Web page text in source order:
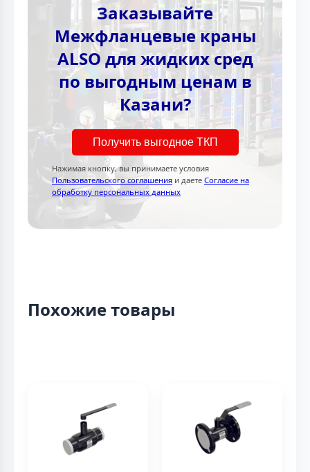
Заказывайте
Межфланцевые краны
ALSO для жидких сред
по выгодным ценам в
Казани?
Получить выгодное ТКП
Нажимая кнопку, вы принимаете условия
Пользовательского соглашения и даете Согласие на
обработку персональных данных
Похожие товары